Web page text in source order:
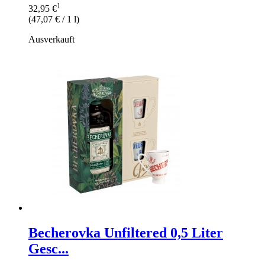
32,95 €1
(47,07 € / 1 l)
Ausverkauft
Becherovka Unfiltered 0,5 Liter
Gesc...